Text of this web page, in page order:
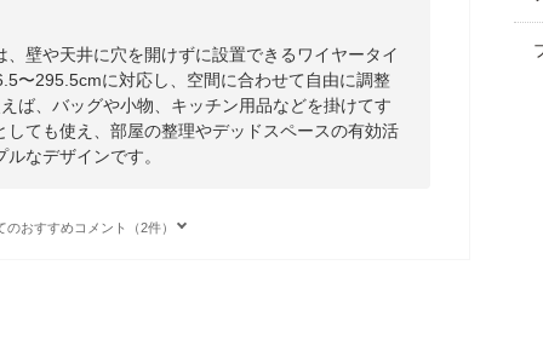
壁や天井に穴を開けずに設置できるワイヤータイ
〜295.5cmに対応し、空間に合わせて自由に調整
ば、バッグや小物、キッチン用品などを掛けてす
ても使え、部屋の整理やデッドスペースの有効活
なデザインです。
のおすすめコメント（2件）